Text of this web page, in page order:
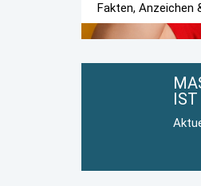
Fakten, Anzeichen